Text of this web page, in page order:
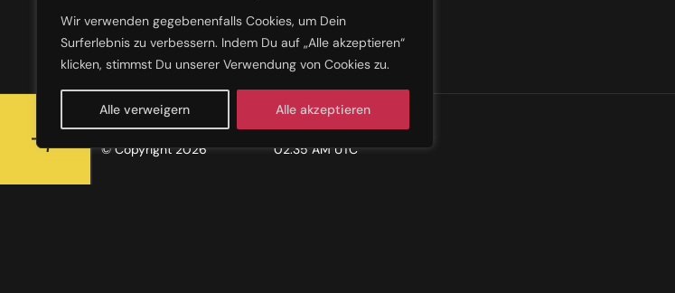
Wir verwenden gegebenenfalls Cookies, um Dein
Surferlebnis zu verbessern. Indem Du auf „Alle akzeptieren“
klicken, stimmst Du unserer Verwendung von Cookies zu.
Alle verweigern Alle akzeptieren
VERSION
© Copyright 2026
LOCAL TIME
02:35 AM UTC